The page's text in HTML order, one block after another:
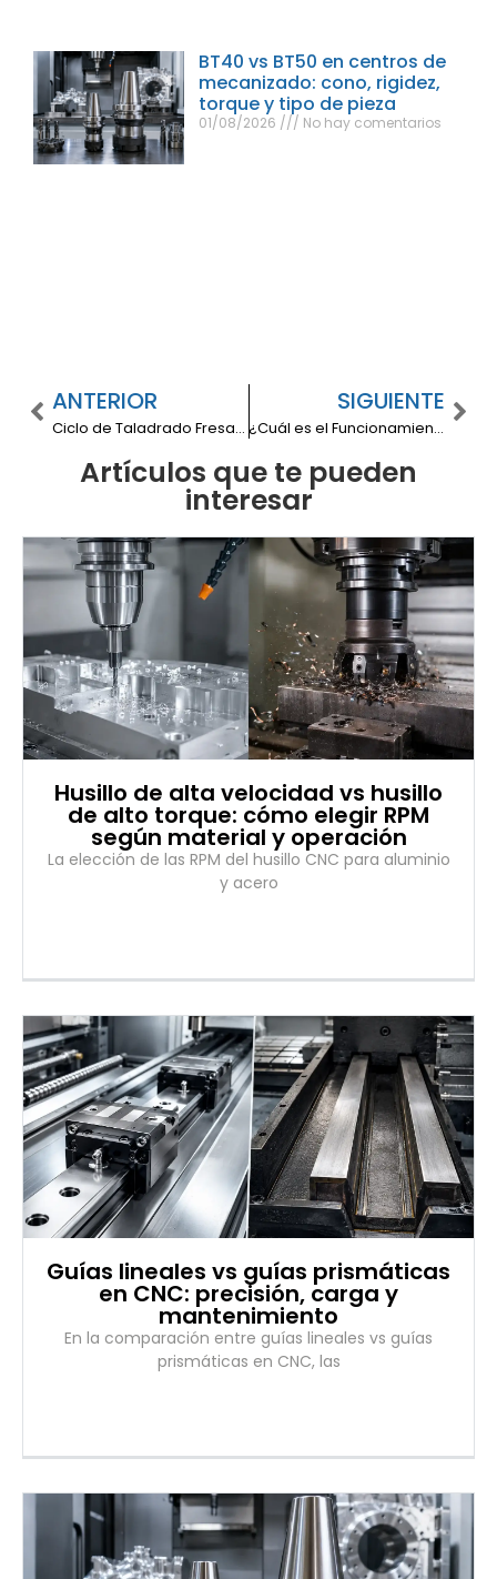
BT40 vs BT50 en centros de
mecanizado: cono, rigidez,
torque y tipo de pieza
01/08/2026 No hay comentarios
ANTERIOR
Ciclo de Taladrado Fresadora CNC: Guía Completa y Beneficios
SIGUIENTE
¿Cuál es el Funcionamiento del Circuito Hidráulico de una Prensa?
Artículos que te pueden
interesar
Husillo de alta velocidad vs husillo
de alto torque: cómo elegir RPM
según material y operación
La elección de las RPM del husillo CNC para aluminio
y acero
Guías lineales vs guías prismáticas
en CNC: precisión, carga y
mantenimiento
En la comparación entre guías lineales vs guías
prismáticas en CNC, las